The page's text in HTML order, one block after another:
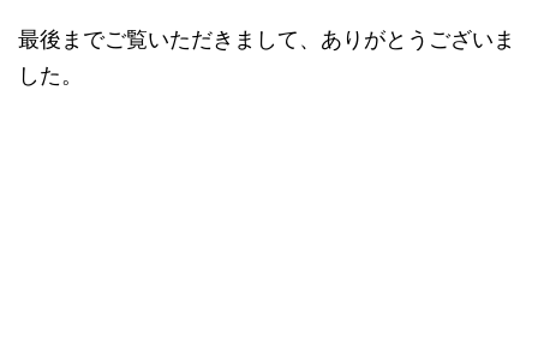
最後までご覧いただきまして、ありがとうございま
した。